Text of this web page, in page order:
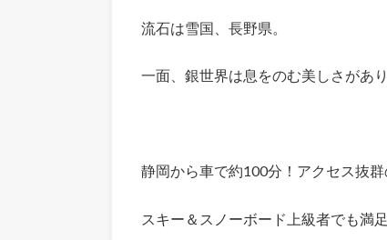
流石は雪国、長野県。
一面、銀世界は息をのむ美しさがあ
静岡から車で約100分！アクセス抜
スキー＆スノーボード上級者でも満